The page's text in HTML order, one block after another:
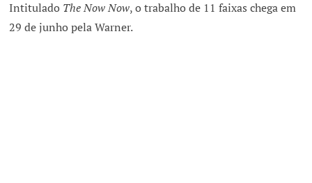
Intitulado The Now Now, o trabalho de 11 faixas chega em
29 de junho pela Warner.